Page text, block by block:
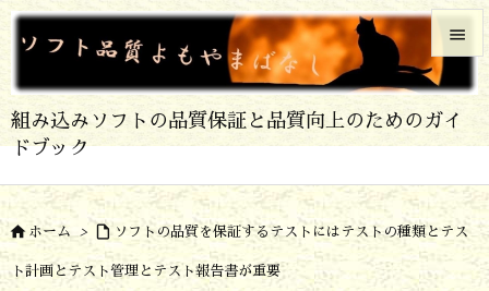
組み込みソフトの品質保証と品質向上のためのガイ
ドブック




 ホーム >  ソフトの品質を保証するテストにはテストの種類とテス
ト計画とテスト管理とテスト報告書が重要